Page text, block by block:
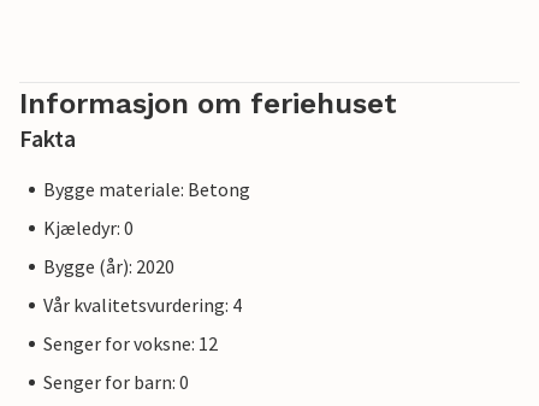
Informasjon om feriehuset
Fakta
Bygge materiale: Betong
Kjæledyr: 0
Bygge (år): 2020
Vår kvalitetsvurdering: 4
Senger for voksne: 12
Senger for barn: 0